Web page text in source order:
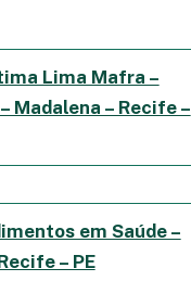
Lima Mafra –
Madalena – Recife –
em Saúde –
– PE